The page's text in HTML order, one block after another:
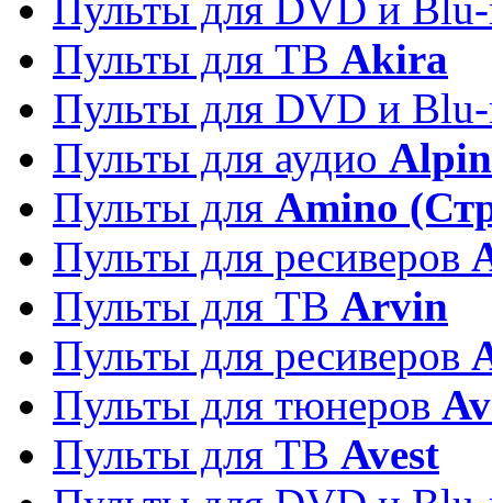
Пульты для ТВ Akira
Пульты для DVD и
Пульты для аудио
Пульты для Amino
Пульты для ресиверов
Пульты для ТВ Arvin
Пульты для ресиверов
Пульты для тюнеров
Пульты для ТВ Avest